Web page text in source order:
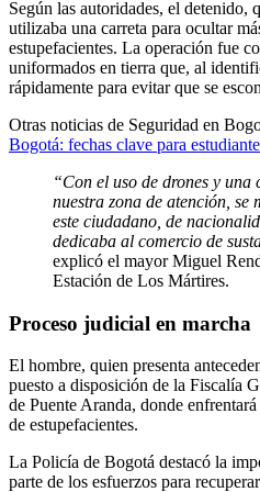
Según las autoridades, el detenido,
utilizaba una carreta para ocultar
estupefacientes. La operación fue
uniformados en tierra que, al
rápidamente para evitar que se
Otras noticias de Seguridad en
Bogotá: fechas clave para
“Con el uso de drones y
nuestra zona de atención,
este ciudadano, de
dedicaba al comercio de
explicó el mayor Miguel
Estación de Los Mártires.
Proceso judicial en marcha
El hombre, quien presenta
puesto a disposición de la Fiscalía
de Puente Aranda, donde
de estupefacientes.
La Policía de Bogotá destacó la
parte de los esfuerzos para